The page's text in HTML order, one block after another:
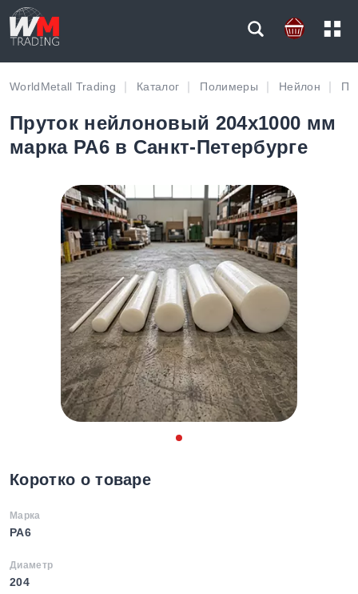
WorldMetall Trading Каталог Полимеры Нейлон
Пруток нейлоновый 204х1000 мм
марка PA6 в Санкт-Петербурге
Коротко о товаре
Марка
PA6
Диаметр
204